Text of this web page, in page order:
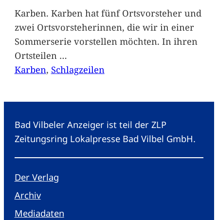
Karben. Karben hat fünf Ortsvorsteher und
zwei Ortsvorsteherinnen, die wir in einer
Sommerserie vorstellen möchten. In ihren
Ortsteilen …
Karben, Schlagzeilen
Bad Vilbeler Anzeiger ist teil der ZLP
Zeitungsring Lokalpresse Bad Vilbel GmbH.
Der Verlag
Archiv
Mediadaten